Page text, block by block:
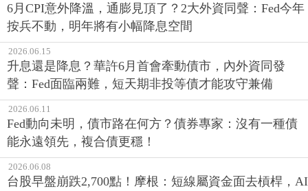
6月CPI意外降溫，通膨見頂了？2大外資同聲：Fed今年
按兵不動，明年將有小幅降息空間
2026.06.15
升息還是降息？華許6月首會牽動債市，內外資同發
聲：Fed面臨兩難，短天期非投等債才能攻守兼備
2026.06.11
Fed動向未明，債市路在何方？債券專家：沒有一種債
能永遠領先，複合債更穩！
2026.06.08
台股早盤崩跌2,700點！摩根：短線屬資金面去槓桿，AI